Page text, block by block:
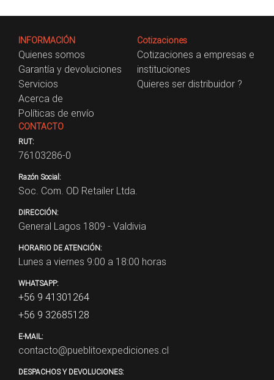
INFORMACIÓN
Quienes somos
Garantía y devoluciones
Servicios
Acerca de
Políticas de envío
Cotizaciones
Cotizaciones a empresas e
instituciones
Quieres ser distribuidor ?
CONTACTO
RUT:
76103286-0
Razón Social:
Soc. Com. OD Retailer Ltda.
DIRECCIÓN:
General Lagos 1809 - Valdivia
HORARIO DE ATENCIÓN:
Lunes a viernes 9:00 a 18:00 horas
WHATSAPP:
+56 9 41301264
+56 9 32685128
E-MAIL:
contacto@pueblitoexpediciones.cl
DESPACHOS Y DEVOLUCIONES: